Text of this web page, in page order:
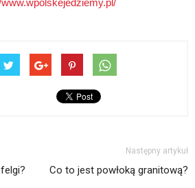
Następny artykuł
Co to jest powłoką granitową?